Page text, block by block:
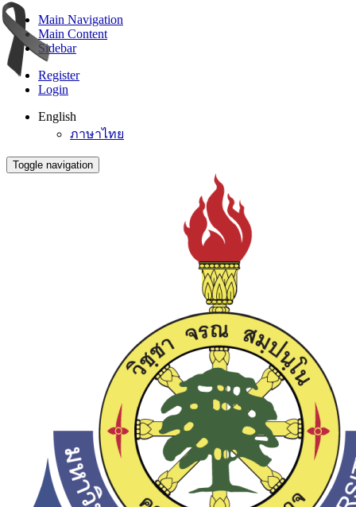
Main Navigation
Main Content
Sidebar
Register
Login
English
ภาษาไทย
Toggle navigation